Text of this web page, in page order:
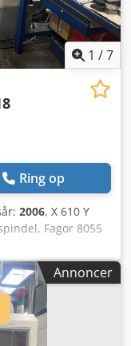
1 /7
Ring op
2006, X 610 Y
Fagor 8055
Annoncer